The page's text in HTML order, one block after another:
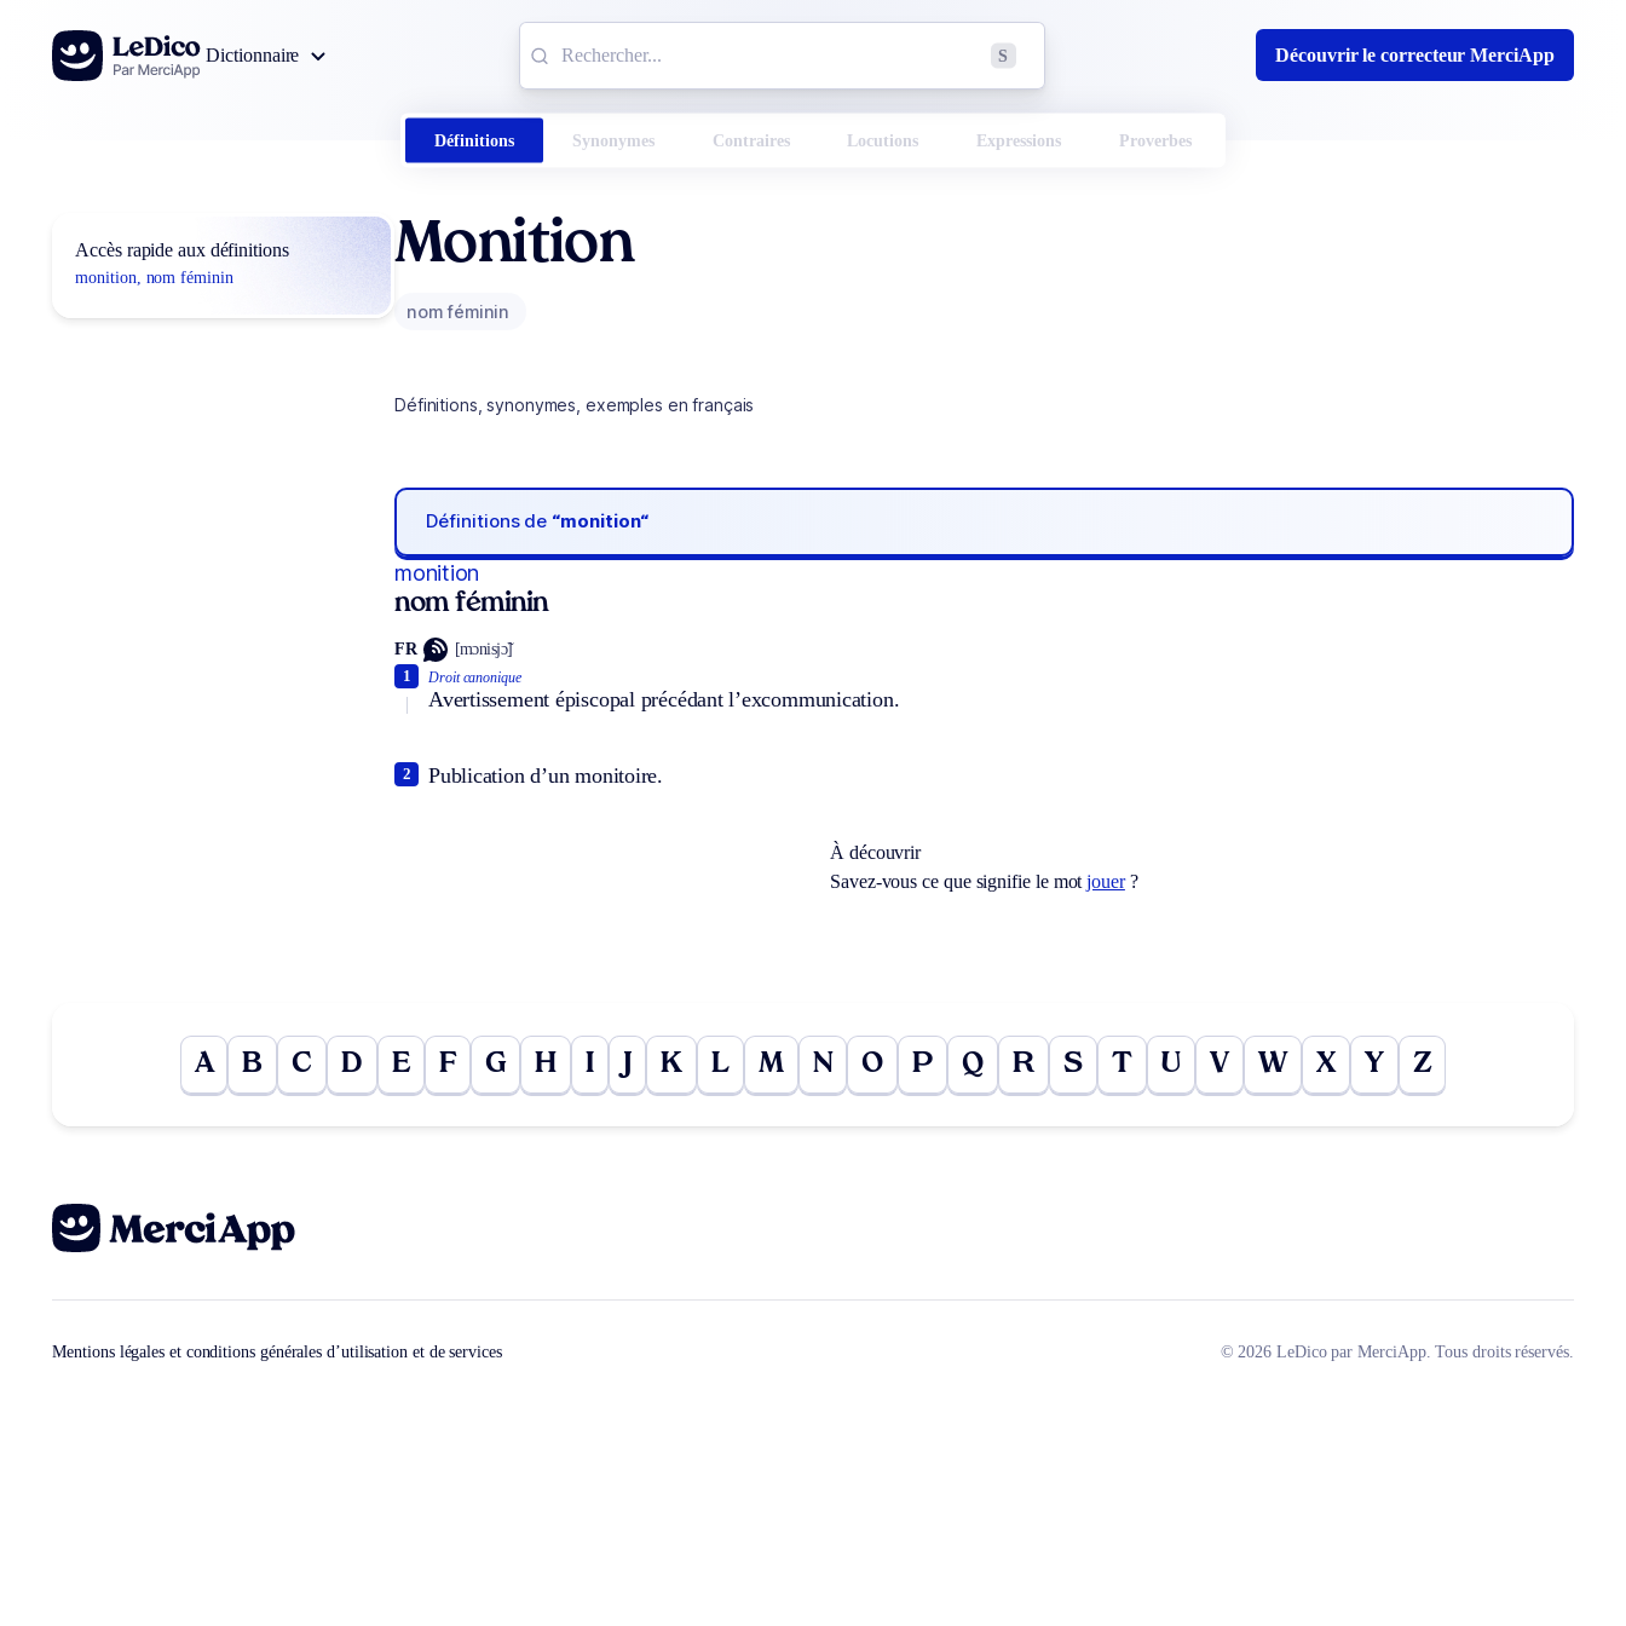
Aller au contenu
Dictionnaire
S Découvrir le correcteur MerciApp
Définitions Synonymes Contraires Locutions Expressions Proverbes
Accès rapide aux définitions
monition, nom féminin
Monition
nom féminin
Définitions, synonymes, exemples en français
Définitions de “monition“
monition
nom féminin
FR [mɔnisjɔ̃]
Droit canonique
Avertissement épiscopal précédant l’excommunication.
1
Publication d’un monitoire.
2
À découvrir
Savez-vous ce que signifie le motjouer?
A B C D E F G H I K L M N O P Q R S T U V W X Y Z
Mentions légales et conditions générales d’utilisation et de services © 2026 LeDico par MerciApp. Tous droits réservés.